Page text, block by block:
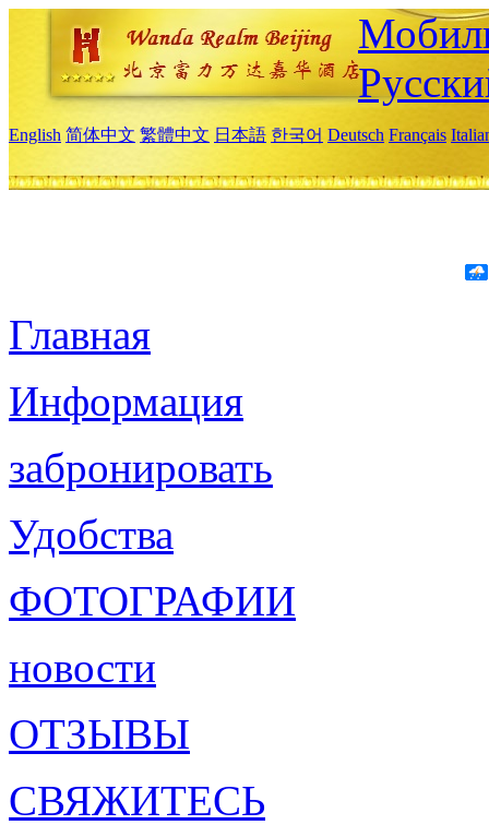
English 简体中文 繁體中文 日本語 한국어 Deutsch Français
Главная
Информация
забронировать
Удобства
ФОТОГРАФИИ
новости
ОТЗЫВЫ
СВЯЖИТЕСЬ